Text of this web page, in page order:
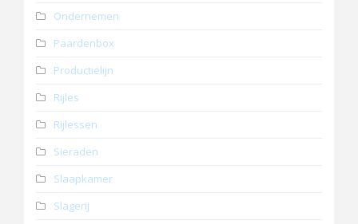
Ondernemen
Paardenbox
Productielijn
Rijles
Rijlessen
Sieraden
Slaapkamer
Slagerij